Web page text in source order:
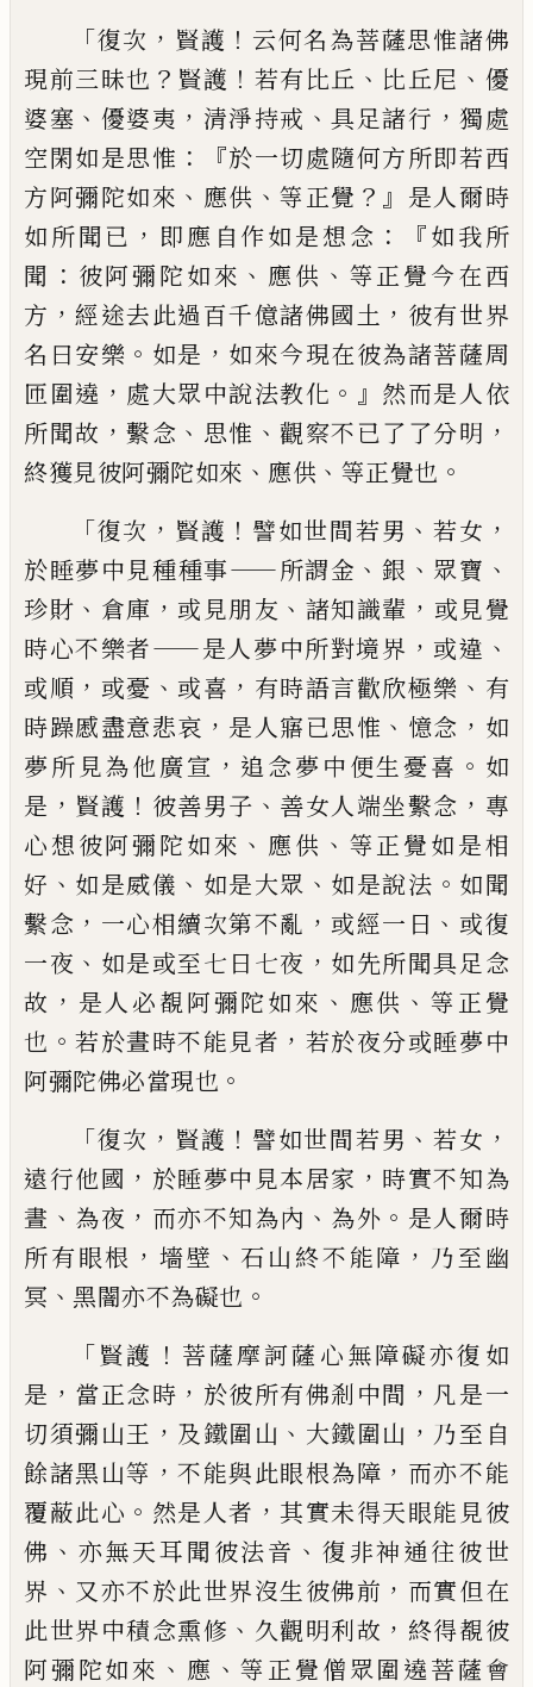
「復次 ， 賢護 ！ 云何名為菩薩思惟諸佛
現前三昧也 ？ 賢護 ！ 若有比丘 、 比丘尼 、 優
婆塞 、 優婆夷 ， 清淨持戒 、具足諸行 ，獨處
空閑如是思惟 ：『於一切處隨何方所即若西
方阿彌陀如來 、 應供 、等正覺 ？』 是人爾時
如所聞已 ， 即應自作如是想念 ：『如我所
聞 ： 彼阿彌陀如來 、 應供 、 等正覺今在西
方 ， 經途去此過百千億諸佛國土 ， 彼有世界
名曰安樂 。 如是 ， 如來今現在彼為諸菩薩周
匝圍遶 ， 處大眾中說法教化 。』 然而是人依
所聞故 ，繫念 、 思惟 、觀察不已了了分明 ，
終獲見彼阿彌陀如來 、 應供 、 等正覺也 。
「復次 ， 賢護 ！ 譬如世間若男 、若女 ，
於睡夢中見種種事——所謂金 、銀 、 眾寶 、
珍財 、 倉庫 ， 或見朋友 、 諸知識輩 ， 或見覺
時心不樂者——是人夢中所對境界 ， 或違 、
或順 ， 或憂 、 或喜 ， 有時語言歡欣極樂 、 有
時躁慼盡意悲哀 ， 是人寤已思惟 、 憶念 ， 如
夢所見為他廣宣 ， 追念夢中便生憂喜 。 如
是 ， 賢護 ！ 彼善男子 、 善女人端坐繫念 ， 專
心想彼阿彌陀如來 、 應供 、 等正覺如是相
好 、 如是威儀 、 如是大眾 、 如是說法 。 如聞
繫念 ， 一心相續次第不亂 ， 或經一日 、 或復
一夜 、 如是或至七日七夜 ， 如先所聞具足念
故 ， 是人必覩阿彌陀如來 、 應供 、 等正覺
也 。若於晝時不能見者 ， 若於夜分或睡夢中
阿彌陀佛必當現也 。
「復次 ， 賢護 ！ 譬如世間若男 、若女 ，
遠行他國 ， 於睡夢中見本居家 ， 時實不知為
晝 、 為夜 ， 而亦不知為內 、 為外 。 是人爾時
所有眼根 ， 墻壁 、 石山終不能障 ， 乃至幽
冥 、 黑闇亦不為礙也 。
「賢護 ！ 菩薩摩訶薩心無障礙亦復如
是 ， 當正念時 ， 於彼所有佛剎中間 ， 凡是一
切須彌山王 ， 及鐵圍山 、 大鐵圍山 ， 乃至自
餘諸黑山等 ，不能與此眼根為障 ， 而亦不能
覆蔽此心 。 然是人者 ，其實未得天眼能見彼
佛 、 亦無天耳聞彼法音 、 復非神通往彼世
界 、 又亦不於此世界沒生彼佛前 ， 而實但在
此世界中積念熏修 、 久觀明利故 ， 終得覩彼
阿彌陀如來 、 應 、等正覺僧眾圍遶菩薩會